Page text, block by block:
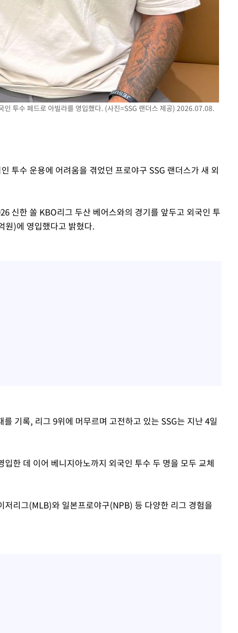
인 투수 페드로 아빌라를 영입했다. (사진=SSG 랜더스 제공) 2026.07.08.
투수 운용에 어려움을 겪었던 프로야구 SSG 랜더스가 새 외
신한 쏠 KBO리그 두산 베어스와의 경기를 앞두고 외국인 투
원)에 영입했다고 밝혔다.
기록, 리그 9위에 머무르며 고전하고 있는 SSG는 지난 4일
한 데 이어 베니지아노까지 외국인 투수 두 명을 모두 교체
저리그(MLB)와 일본프로야구(NPB) 등 다양한 리그 경험을